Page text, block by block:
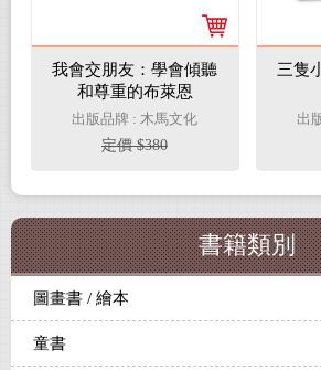
我會交朋友：學會傾聽
和尊重的布萊恩
出版品牌 : 木馬文化
定價 $380
三隻
出
書籍類別
圖畫書 / 繪本
童書